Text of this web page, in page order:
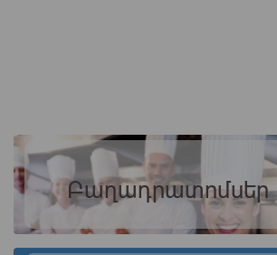
Բաղադրատոմսեր